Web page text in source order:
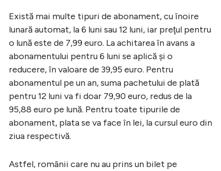
Există mai multe tipuri de abonament, cu înoire
lunară automat, la 6 luni sau 12 luni, iar preţul pentru
o lună este de 7,99 euro. La achitarea în avans a
abonamentului pentru 6 luni se aplică şi o
reducere, în valoare de 39,95 euro. Pentru
abonamentul pe un an, suma pachetului de plată
pentru 12 luni va fi doar 79,90 euro, redus de la
95,88 euro pe lună. Pentru toate tipurile de
abonament, plata se va face în lei, la cursul euro din
ziua respectivă.
Astfel, românii care nu au prins un bilet pe